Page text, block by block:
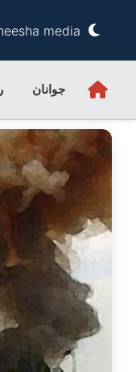
media
جوانان